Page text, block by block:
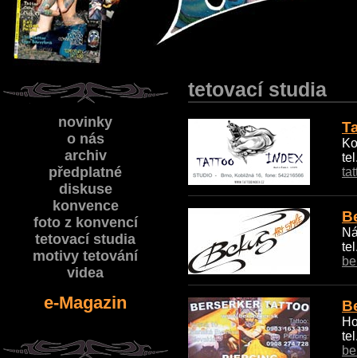
tetovací studia
novinky
o nás
archiv
předplatné
diskuse
konvence
foto z konvencí
tetovací studia
motivy tetování
videa
e-Magazin